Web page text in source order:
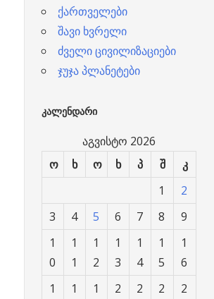
ქართველები
შავი ხვრელი
ძველი ცივილიზაციები
ჯუჯა პლანეტები
ᲙᲐᲚᲔᲜᲓᲐᲠᲘ
აგვისტო 2026
ო
ხ ო ხ პ შ კ
1
2
3
4 5 6 7 8
9
1
0
1
1
1
2
1
3
1
4
1
5
1
6
1
1
1
2
2
2
2